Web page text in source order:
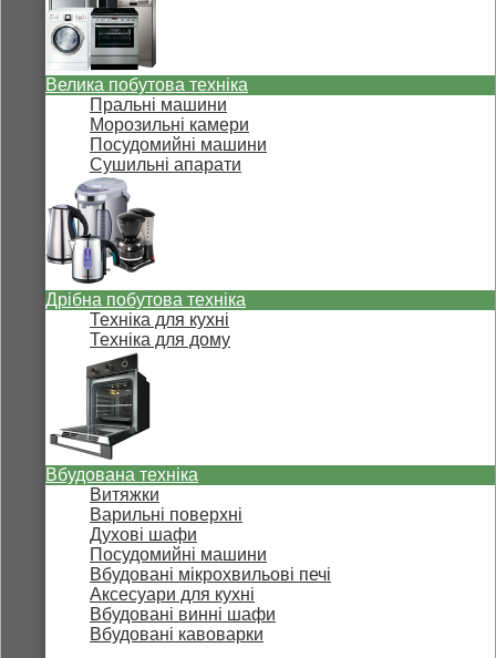
Велика побутова техніка
Пральні машини
Морозильні камери
Посудомийні машини
Сушильні апарати
Дрібна побутова техніка
Техніка для кухні
Техніка для дому
Вбудована техніка
Витяжки
Варильні поверхні
Духові шафи
Посудомийні машини
Вбудовані мікрохвильові печі
Аксесуари для кухні
Вбудовані винні шафи
Вбудовані кавоварки